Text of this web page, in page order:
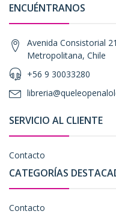
ENCUÉNTRANOS
Avenida Consistorial
Metropolitana, Chile
+56 9 30033280
SERVICIO AL CLIENTE
Contacto
CATEGORÍAS
Contacto